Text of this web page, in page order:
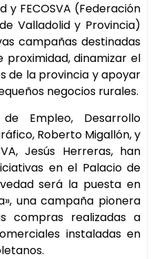
y FECOSVA (Federación
Valladolid y Provincia)
campañas destinadas
dinamizar el
de la provincia y apoyar
negocios rurales.
Empleo, Desarrollo
Roberto Migallón, y
Jesús Herreras, han
en el Palacio de
será la puesta en
una campaña pionera
compras realizadas a
instaladas en